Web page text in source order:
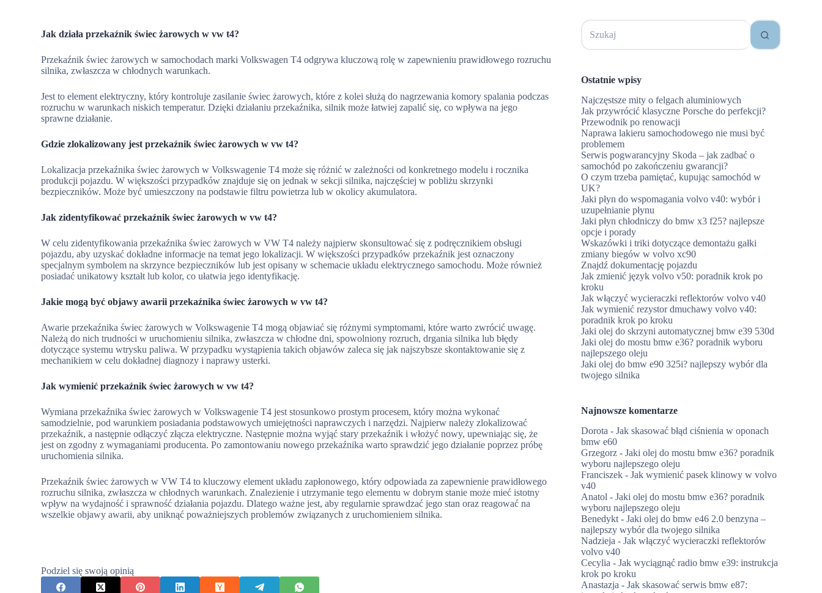
Jak działa przekaźnik świec żarowych w vw t4?
Przekaźnik świec żarowych w samochodach marki Volkswagen T4 odgrywa kluczową rolę w zapewnieniu prawidłowego rozruchu
silnika, zwłaszcza w chłodnych warunkach.
Jest to element elektryczny, który kontroluje zasilanie świec żarowych, które z kolei służą do nagrzewania komory spalania podczas
rozruchu w warunkach niskich temperatur. Dzięki działaniu przekaźnika, silnik może łatwiej zapalić się, co wpływa na jego
sprawne działanie.
Gdzie zlokalizowany jest przekaźnik świec żarowych w vw t4?
Lokalizacja przekaźnika świec żarowych w Volkswagenie T4 może się różnić w zależności od konkretnego modelu i rocznika
produkcji pojazdu. W większości przypadków znajduje się on jednak w sekcji silnika, najczęściej w pobliżu skrzynki
bezpieczników. Może być umieszczony na podstawie filtru powietrza lub w okolicy akumulatora.
Jak zidentyfikować przekaźnik świec żarowych w vw t4?
W celu zidentyfikowania przekaźnika świec żarowych w VW T4 należy najpierw skonsultować się z podręcznikiem obsługi
pojazdu, aby uzyskać dokładne informacje na temat jego lokalizacji. W większości przypadków przekaźnik jest oznaczony
specjalnym symbolem na skrzynce bezpieczników lub jest opisany w schemacie układu elektrycznego samochodu. Może również
posiadać unikatowy kształt lub kolor, co ułatwia jego identyfikację.
Jakie mogą być objawy awarii przekaźnika świec żarowych w vw t4?
Awarie przekaźnika świec żarowych w Volkswagenie T4 mogą objawiać się różnymi symptomami, które warto zwrócić uwagę.
Należą do nich trudności w uruchomieniu silnika, zwłaszcza w chłodne dni, spowolniony rozruch, drgania silnika lub błędy
dotyczące systemu wtrysku paliwa. W przypadku wystąpienia takich objawów zaleca się jak najszybsze skontaktowanie się z
mechanikiem w celu dokładnej diagnozy i naprawy usterki.
Jak wymienić przekaźnik świec żarowych w vw t4?
Wymiana przekaźnika świec żarowych w Volkswagenie T4 jest stosunkowo prostym procesem, który można wykonać
samodzielnie, pod warunkiem posiadania podstawowych umiejętności naprawczych i narzędzi. Najpierw należy zlokalizować
przekaźnik, a następnie odłączyć złącza elektryczne. Następnie można wyjąć stary przekaźnik i włożyć nowy, upewniając się, że
jest on zgodny z wymaganiami producenta. Po zamontowaniu nowego przekaźnika warto sprawdzić jego działanie poprzez próbę
uruchomienia silnika.
Przekaźnik świec żarowych w VW T4 to kluczowy element układu zapłonowego, który odpowiada za zapewnienie prawidłowego
rozruchu silnika, zwłaszcza w chłodnych warunkach. Znalezienie i utrzymanie tego elementu w dobrym stanie może mieć istotny
wpływ na wydajność i sprawność działania pojazdu. Dlatego ważne jest, aby regularnie sprawdzać jego stan oraz reagować na
wszelkie objawy awarii, aby uniknąć poważniejszych problemów związanych z uruchomieniem silnika.
Podziel się swoją opinią
Brak
wyników
Ostatnie wpisy
Najczęstsze mity o felgach aluminiowych
Jak przywrócić klasyczne Porsche do perfekcji?
Przewodnik po renowacji
Naprawa lakieru samochodowego nie musi być
problemem
Serwis pogwarancyjny Skoda – jak zadbać o
samochód po zakończeniu gwarancji?
O czym trzeba pamiętać, kupując samochód w
UK?
Jaki płyn do wspomagania volvo v40: wybór i
uzupełnianie płynu
Jaki płyn chłodniczy do bmw x3 f25? najlepsze
opcje i porady
Wskazówki i triki dotyczące demontażu gałki
zmiany biegów w volvo xc90
Znajdź dokumentację pojazdu
Jak zmienić język volvo v50: poradnik krok po
kroku
Jak włączyć wycieraczki reflektorów volvo v40
Jak wymienić rezystor dmuchawy volvo v40:
poradnik krok po kroku
Jaki olej do skrzyni automatycznej bmw e39 530d
Jaki olej do mostu bmw e36? poradnik wyboru
najlepszego oleju
Jaki olej do bmw e90 325i? najlepszy wybór dla
twojego silnika
Najnowsze komentarze
Dorota -Jak skasować błąd ciśnienia w oponach
bmw e60
Grzegorz -Jaki olej do mostu bmw e36? poradnik
wyboru najlepszego oleju
Franciszek -Jak wymienić pasek klinowy w volvo
v40
Anatol -Jaki olej do mostu bmw e36? poradnik
wyboru najlepszego oleju
Benedykt -Jaki olej do bmw e46 2.0 benzyna –
najlepszy wybór dla twojego silnika
Nadzieja -Jak włączyć wycieraczki reflektorów
volvo v40
Cecylia -Jak wyciągnąć radio bmw e39: instrukcja
krok po kroku
Anastazja -Jak skasować serwis bmw e87: